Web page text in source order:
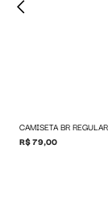
CAMISETA BR
R$ 79,00